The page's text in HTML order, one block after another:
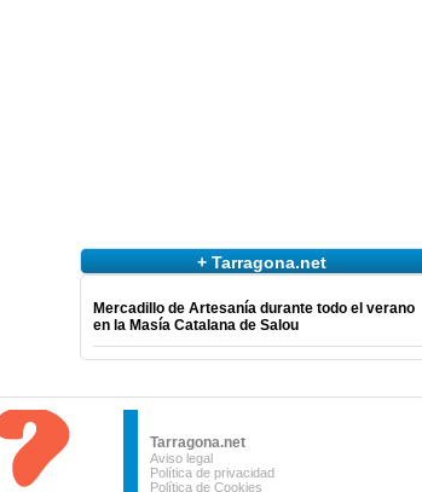
+ Tarragona.net
Mercadillo de Artesanía durante todo el verano
en la Masía Catalana de Salou
Tarragona.net
Aviso legal
Política de privacidad
Política de Cookies